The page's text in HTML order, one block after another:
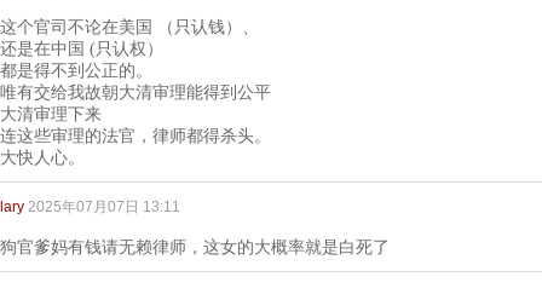
这个官司不论在美国 （只认钱）、
还是在中国 (只认权）
都是得不到公正的。
唯有交给我故朝大清审理能得到公平
大清审理下来
连这些审理的法官，律师都得杀头。
大快人心。
lary 2025年07月07日 13:11
狗官爹妈有钱请无赖律师，这女的大概率就是白死了